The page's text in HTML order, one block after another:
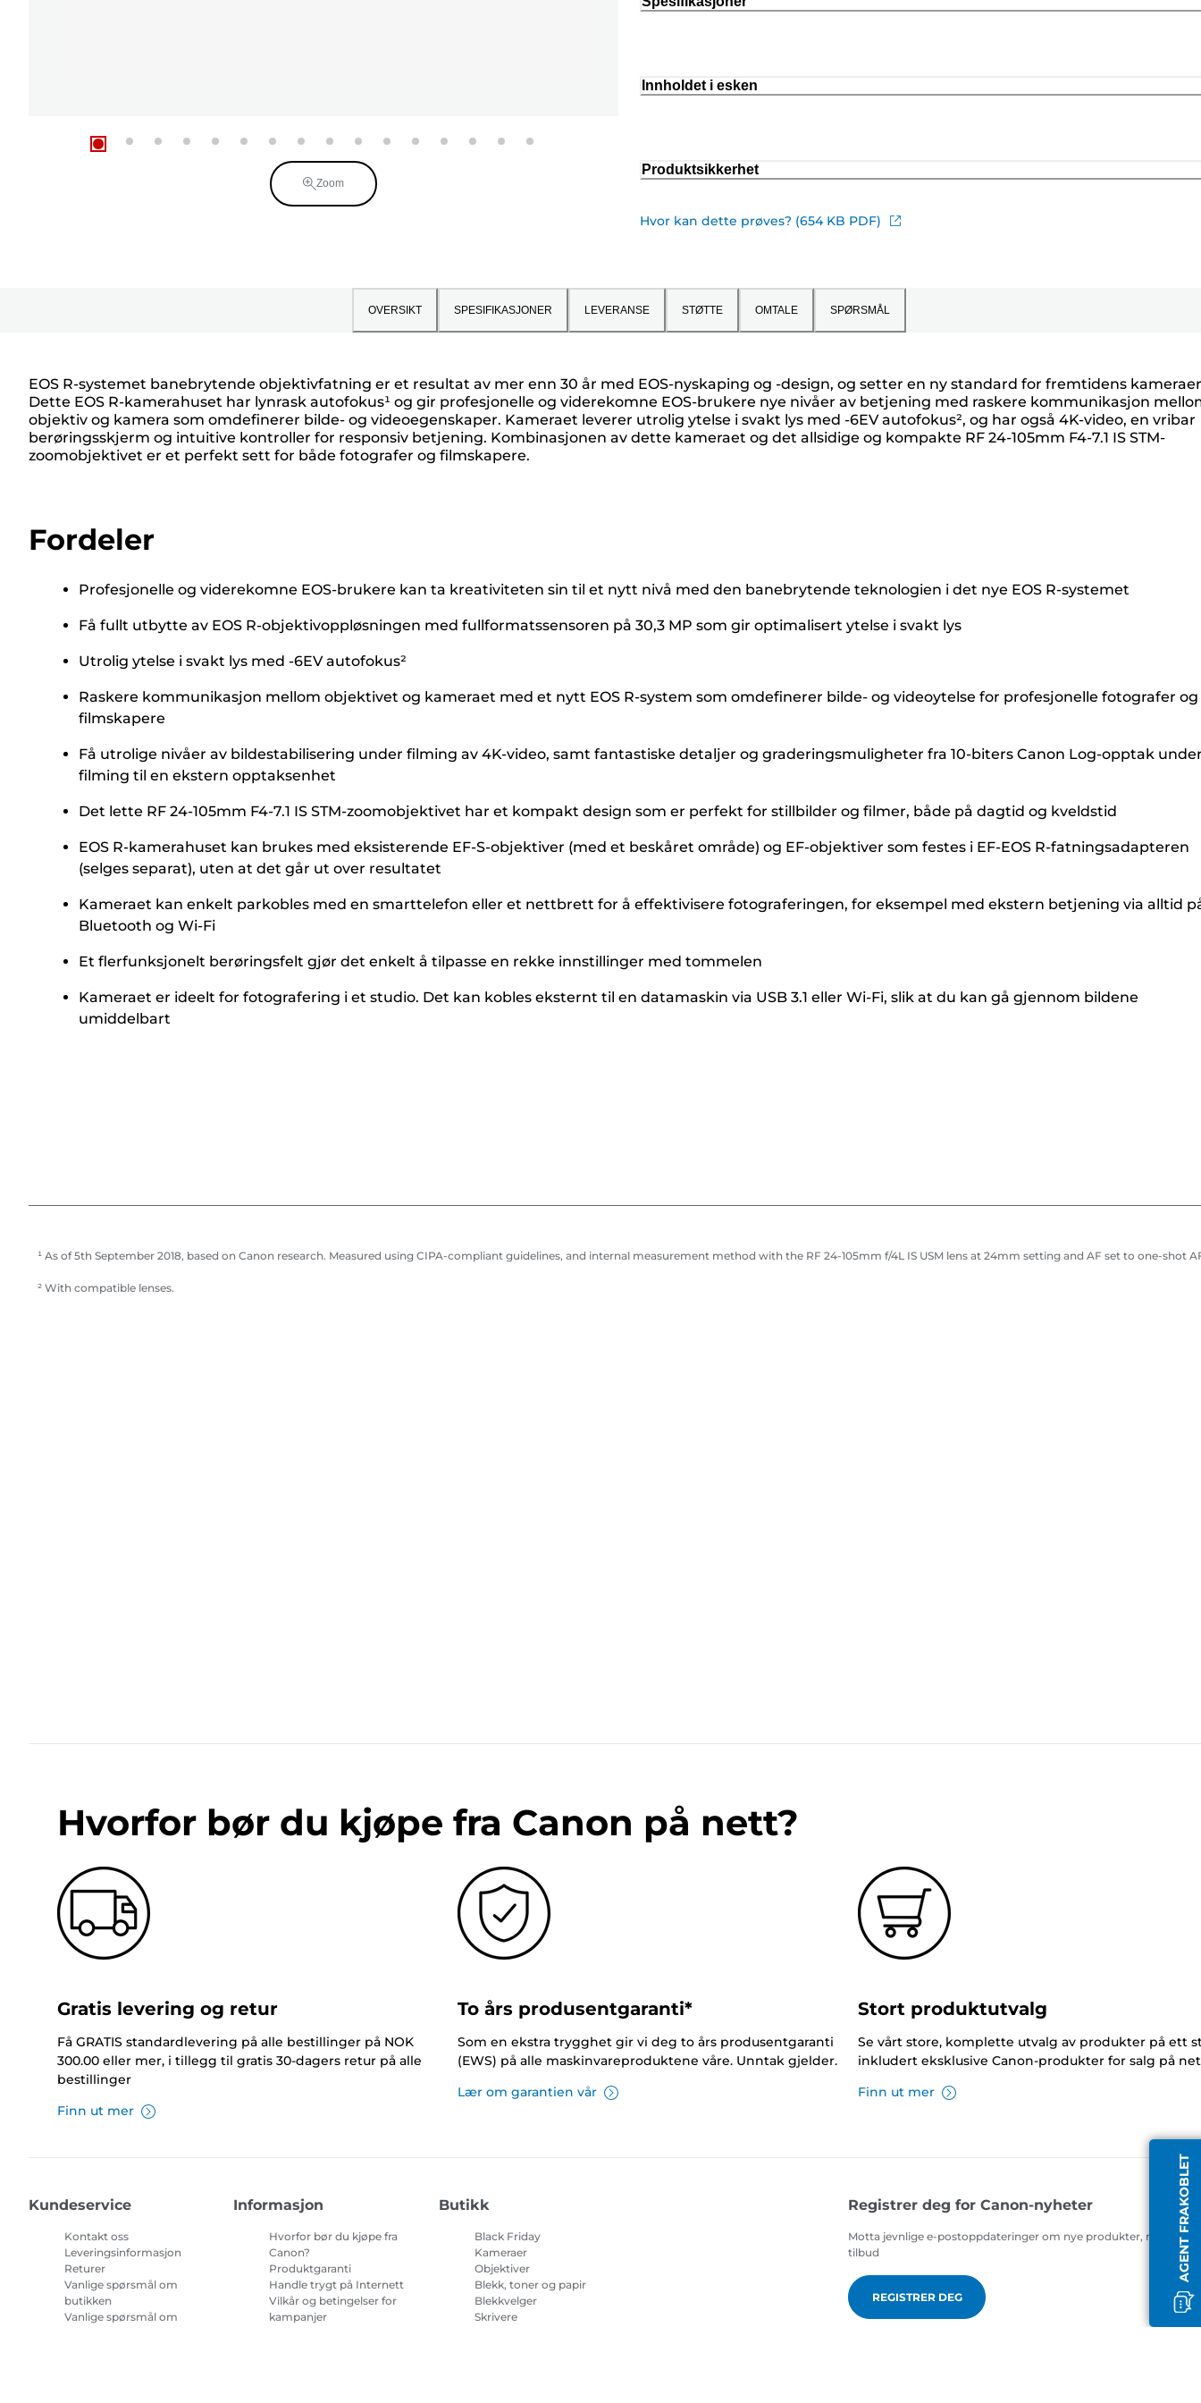
Zoom
Innholdet i esken
Produktsikkerhet
Hvor kan dette prøves? (654 KB PDF)
OVERSIKT SPESIFIKASJONER LEVERANSE STØTTE OMTALE SPØRSMÅL
EOS R-systemet banebrytende objektivfatning er et resultat av mer enn 30 år med EOS-nyskaping og -design, og setter en ny standard for fremtidens
Dette EOS R-kamerahuset har lynrask autofokus¹ og gir profesjonelle og viderekomne EOS-brukere nye nivåer av betjening med raskere kommunikasjon
objektiv og kamera som omdefinerer bilde- og videoegenskaper. Kameraet leverer utrolig ytelse i svakt lys med -6EV autofokus², og har også 4K-video, en vribar
berøringsskjerm og intuitive kontroller for responsiv betjening. Kombinasjonen av dette kameraet og det allsidige og kompakte RF 24-105mm F4-7.1 IS STM-
zoomobjektivet er et perfekt sett for både fotografer og filmskapere.
Fordeler
Profesjonelle og viderekomne EOS-brukere kan ta kreativiteten sin til et nytt nivå med den banebrytende teknologien i det nye EOS R-systemet
Få fullt utbytte av EOS R-objektivoppløsningen med fullformatssensoren på 30,3 MP som gir optimalisert ytelse i svakt lys
Utrolig ytelse i svakt lys med -6EV autofokus²
Raskere kommunikasjon mellom objektivet og kameraet med et nytt EOS R-system som omdefinerer bilde- og videoytelse for profesjonelle fotografer og
filmskapere
Få utrolige nivåer av bildestabilisering under filming av 4K-video, samt fantastiske detaljer og graderingsmuligheter fra 10-biters Canon Log-opptak
filming til en ekstern opptaksenhet
Det lette RF 24-105mm F4-7.1 IS STM-zoomobjektivet har et kompakt design som er perfekt for stillbilder og filmer, både på dagtid og kveldstid
EOS R-kamerahuset kan brukes med eksisterende EF-S-objektiver (med et beskåret område) og EF-objektiver som festes i EF-EOS R-fatningsadapteren
(selges separat), uten at det går ut over resultatet
Kameraet kan enkelt parkobles med en smarttelefon eller et nettbrett for å effektivisere fotograferingen, for eksempel med ekstern betjening via alltid
Bluetooth og Wi-Fi
Et flerfunksjonelt berøringsfelt gjør det enkelt å tilpasse en rekke innstillinger med tommelen
Kameraet er ideelt for fotografering i et studio. Det kan kobles eksternt til en datamaskin via USB 3.1 eller Wi-Fi, slik at du kan gå gjennom bildene
umiddelbart
¹ As of 5th September 2018, based on Canon research. Measured using CIPA-compliant guidelines, and internal measurement method with the RF 24-105mm f/4L IS USM lens at 24mm setting and AF set to one-shot
² With compatible lenses.
AGENT FRAKOBLET
Hvorfor bør du kjøpe fra Canon på nett?
Gratis levering og retur
Få GRATIS standardlevering på alle bestillinger på NOK
300.00 eller mer, i tillegg til gratis 30-dagers retur på alle
bestillinger
Finn ut mer
To års produsentgaranti*
Som en ekstra trygghet gir vi deg to års produsentgaranti
(EWS) på alle maskinvareproduktene våre. Unntak gjelder.
Lær om garantien vår
Stort produktutvalg
Se vårt store, komplette utvalg av produkter på ett
inkludert eksklusive Canon-produkter for salg på
Finn ut mer
Kundeservice
Kontakt oss
Leveringsinformasjon
Returer
Vanlige spørsmål om
butikken
Vanlige spørsmål om
Informasjon
Hvorfor bør du kjøpe fra
Canon?
Produktgaranti
Handle trygt på Internett
Vilkår og betingelser for
kampanjer
Butikk
Black Friday
Kameraer
Objektiver
Blekk, toner og papir
Blekkvelger
Skrivere
Registrer deg for Canon-nyheter
Motta jevnlige e-postoppdateringer om nye produkter, nyttige
tilbud
REGISTRER DEG